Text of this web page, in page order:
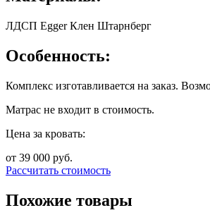
ЛДСП Egger Клен Штарнберг
Особенность:
Комплекс изготавливается на заказ.
Матрас не входит в стоимость.
Цена за кровать:
от 39 000 руб.
Рассчитать стоимость
Похожие товары